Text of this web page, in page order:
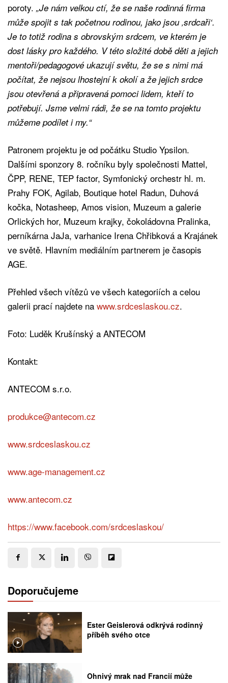
poroty. „Je nám velkou ctí, že se naše rodinná firma
může spojit s tak početnou rodinou, jako jsou ‚srdcaři‘.
Je to totiž rodina s obrovským srdcem, ve kterém je
dost lásky pro každého. V této složité době děti a jejich
mentoři/pedagogové ukazují světu, že se s nimi má
počítat, že nejsou lhostejní k okolí a že jejich srdce
jsou otevřená a připravená pomoci lidem, kteří to
potřebují. Jsme velmi rádi, že se na tomto projektu
můžeme podílet i my.“
Patronem projektu je od počátku Studio Ypsilon.
Dalšími sponzory 8. ročníku byly společnosti Mattel,
ČPP, RENE, TEP factor, Symfonický orchestr hl. m.
Prahy FOK, Agilab, Boutique hotel Radun, Duhová
kočka, Notasheep, Amos vision, Muzeum a galerie
Orlických hor, Muzeum krajky, čokoládovna Pralinka,
perníkárna JaJa, varhanice Irena Chřibková a Krajánek
ve světě. Hlavním mediálním partnerem je časopis
AGE.
Přehled všech vítězů ve všech kategoriích a celou
galerii prací najdete na www.srdceslaskou.cz.
Foto: Luděk Krušínský a ANTECOM
Kontakt:
ANTECOM s.r.o.
produkce@antecom.cz
www.srdceslaskou.cz
www.age-management.cz
www.antecom.cz
https://www.facebook.com/srdceslaskou/
Doporučujeme
Ester Geislerová odkrývá rodinný
příběh svého otce
Ohnivý mrak nad Francií může